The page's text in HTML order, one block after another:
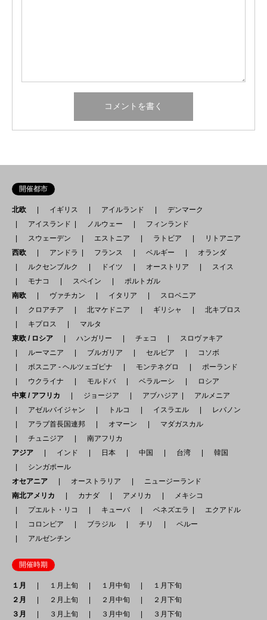
開催都市
北欧 イギリス アイルランド
デンマーク
アイスランド
ノルウェー
フィンランド
スウェーデン
エストニア ラトビア
リトアニア
西欧
アンドラ フランス ベルギー
オランダ
ルクセンブルク
ドイツ オーストリア
スイス
モナコ
スペイン
ポルトガル
南欧
ヴァチカン イタリア
スロベニア
クロアチア
北マケドニア ギリシャ
北キプロス
キプロス
マルタ
東欧 / ロシア
ハンガリー チェコ
スロヴァキア
ルーマニア
ブルガリア セルビア
コソボ
ボスニア - ヘルツェゴビナ
モンテネグロ
ポーランド
ウクライナ
モルドバ ベラルーシ
ロシア
中東 / アフリカ
ジョージア アブハジア
アルメニア
アゼルバイジャン
トルコ イスラエル
レバノン
アラブ首長国連邦
オマーン
マダガスカル
チュニジア
南アフリカ
アジア
インド 日本 中国 台湾
韓国
シンガポール
オセアニア
オーストラリア
ニュージーランド
南北アメリカ
カナダ アメリカ
メキシコ
プエルト・リコ
キューバ ベネズエラ
エクアドル
コロンビア
ブラジル チリ
ペルー
アルゼンチン
開催時期
１月 １月上旬 １月中旬
１月下旬
２月
２月上旬 ２月中旬
２月下旬
３月
３月上旬 ３月中旬 ３月下旬